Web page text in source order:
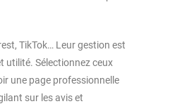
TikTok… Leur gestion est
utilité. Sélectionnez ceux
une page professionnelle
sur les avis et